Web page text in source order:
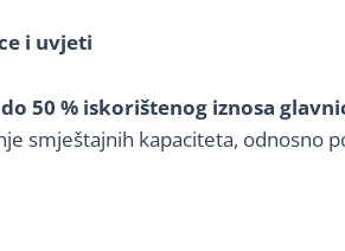
i uvjeti
50 % iskorištenog iznosa
smještajnih kapaciteta, odnosno